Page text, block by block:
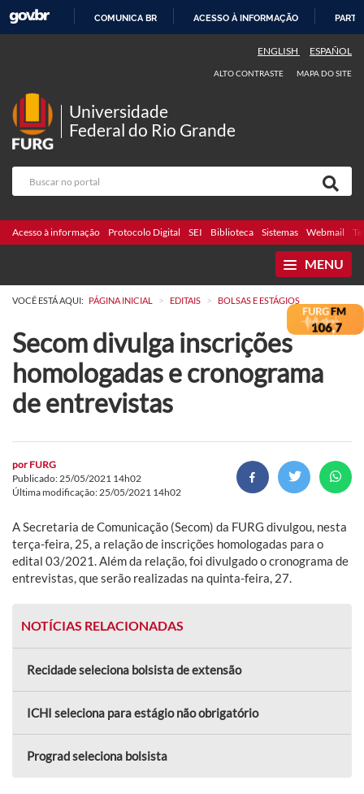
COMUNICA BR ACESSO À INFORMAÇÃO
ENGLISH ESPAÑOL
ALTO CONTRASTE MAPA DO SITE
Universidade
Federal do Rio Grande
Acesso à informação Protocolo Digital SEI Biblioteca Sistemas Webmail
MENU
VOCÊ ESTÁ AQUI: PÁGINA INICIAL > EDITAIS > BOLSAS E ESTÁGIOS
Secom divulga inscrições
homologadas e cronograma
de entrevistas
por FURG
Publicado: 25/05/2021 14h02
Última modificação: 25/05/2021 14h02
A Secretaria de Comunicação (Secom) da FURG divulgou, nesta
terça-feira, 25, a relação de inscrições homologadas para o
edital 03/2021. Além da relação, foi divulgado o cronograma de
entrevistas, que serão realizadas na quinta-feira, 27.
NOTÍCIAS RELACIONADAS
Recidade seleciona bolsista de extensão
ICHI seleciona para estágio não obrigatório
Prograd seleciona bolsista